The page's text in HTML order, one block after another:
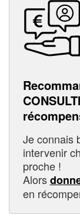
Je connais
intervenir
proche !
Alors
en